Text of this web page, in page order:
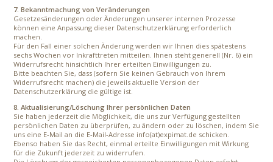
7. Bekanntmachung von Veränderungen
Gesetzesänderungen oder Änderungen unserer internen Prozesse
können eine Anpassung dieser Datenschutzerklärung erforderlich
machen.
Für den Fall einer solchen Änderung werden wir Ihnen dies spätestens
sechs Wochen vor Inkrafttreten mitteilen. Ihnen steht generell (Nr. 6) ein
Widerrufsrecht hinsichtlich Ihrer erteilten Einwilligungen zu.
Bitte beachten Sie, dass (sofern Sie keinen Gebrauch von Ihrem
Widerrufsrecht machen) die jeweils aktuelle Version der
Datenschutzerklärung die gültige ist.
8. Aktualisierung/Löschung Ihrer persönlichen Daten
Sie haben jederzeit die Möglichkeit, die uns zur Verfügung gestellten
persönlichen Daten zu überprüfen, zu ändern oder zu löschen, indem Sie
uns eine E-Mail an die E-Mail-Adresse info(at)expimat.de schicken.
Ebenso haben Sie das Recht, einmal erteilte Einwilligungen mit Wirkung
für die Zukunft jederzeit zu widerrufen.